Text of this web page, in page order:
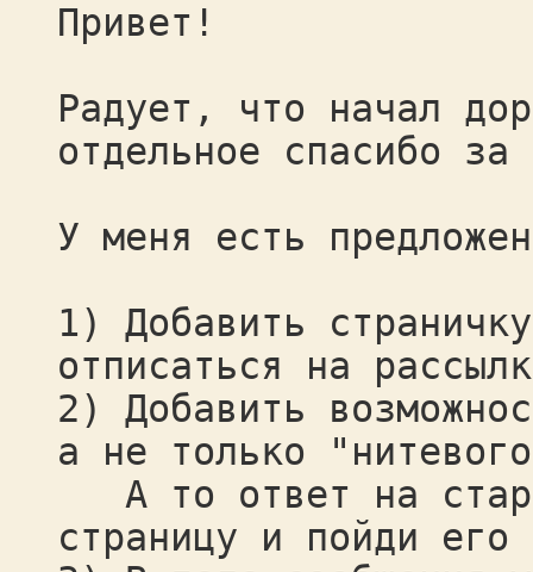
Привет!
Радует, что начал
отдельное спасибо за
У меня есть
1) Добавить
отписаться на
2) Добавить
а не только
А то ответ на
страницу и пойди его